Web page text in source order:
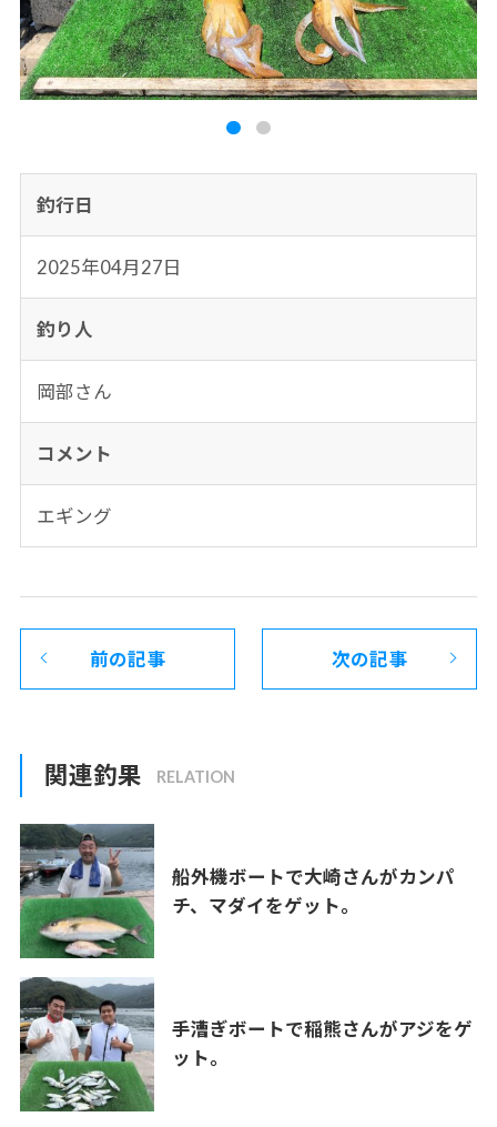
釣行日
2025年04月27日
釣り人
岡部さん
コメント
エギング
前の記事 次の記事
関連釣果
船外機ボートで大崎さんがカンパ
チ、マダイをゲット。
手漕ぎボートで稲熊さんがアジをゲ
ット。